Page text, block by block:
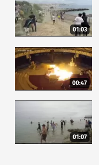
01:03
00:47
01:07